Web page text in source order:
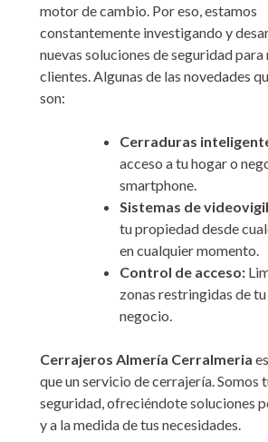
motor de cambio. Por eso, estamos
constantemente investigando y
nuevas soluciones de seguridad para
clientes. Algunas de las novedades
son:
Cerraduras
acceso a tu hogar o
smartphone.
Sistemas de
tu propiedad desde
en cualquier momento.
Control de acceso:
zonas restringidas de
negocio.
Cerrajeros Almería Cerralmeria
que un servicio de cerrajería. Somos
seguridad, ofreciéndote soluciones
y a la medida de tus necesidades.